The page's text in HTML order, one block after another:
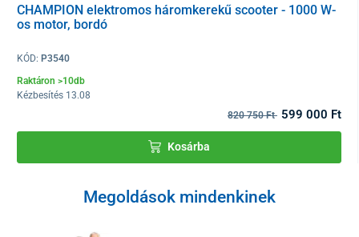
CHAMPION elektromos háromkerekű scooter - 1000 W-
os motor, bordó
KÓD: P3540
Raktáron >10db
Kézbesítés 13.08
820 750 Ft 599 000 Ft
Kosárba
Megoldások mindenkinek